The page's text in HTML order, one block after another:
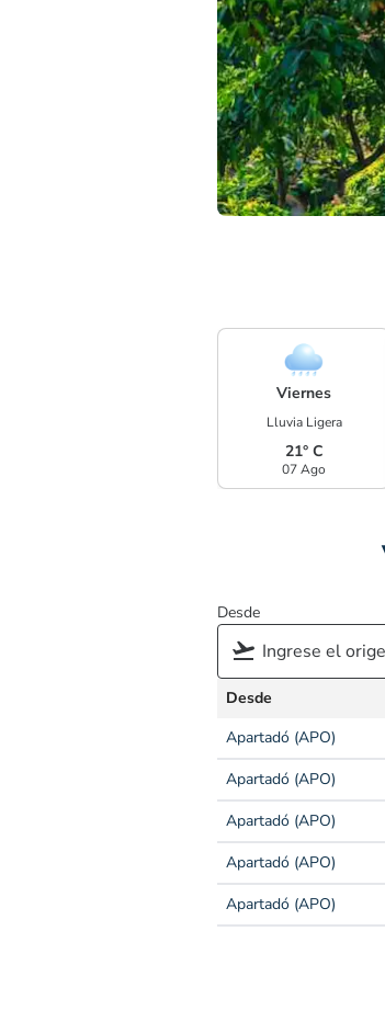
Viernes
Lluvia Ligera
21° C
07 Ago
Desde
Desde
Apartadó (APO)
Apartadó (APO)
Apartadó (APO)
Apartadó (APO)
Apartadó (APO)